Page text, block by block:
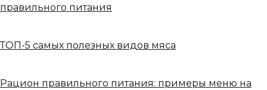
правильного питания
ТОП-5 самых полезных видов мяса
Рацион правильного питания: примеры меню на